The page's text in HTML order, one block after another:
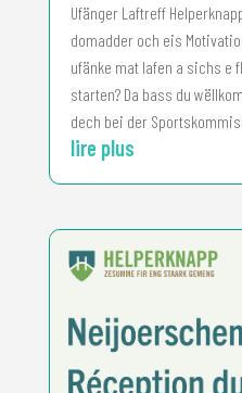
Ufänger Laftreff
domadder och eis
ufänke mat lafen a sichs e
starten? Da bass du
dech bei der
lire plus